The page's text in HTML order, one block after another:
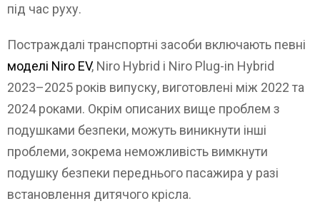
під час руху.
Постраждалі транспортні засоби включають певні
моделі Niro EV, Niro Hybrid і Niro Plug-in Hybrid
2023–2025 років випуску, виготовлені між 2022 та
2024 роками. Окрім описаних вище проблем з
подушками безпеки, можуть виникнути інші
проблеми, зокрема неможливість вимкнути
подушку безпеки переднього пасажира у разі
встановлення дитячого крісла.